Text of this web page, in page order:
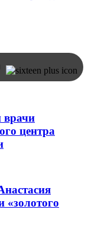
врачи
центра
«золотого